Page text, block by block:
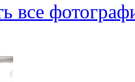
все